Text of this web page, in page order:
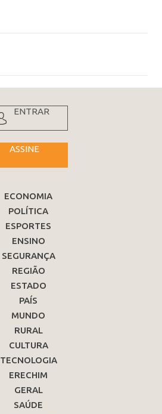
ENTRAR
ASSINE
ECONOMIA
POLÍTICA
ESPORTES
ENSINO
SEGURANÇA
REGIÃO
ESTADO
PAÍS
MUNDO
RURAL
CULTURA
TECNOLOGIA
ERECHIM
GERAL
SAÚDE